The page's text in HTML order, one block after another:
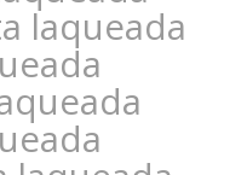
laqueada